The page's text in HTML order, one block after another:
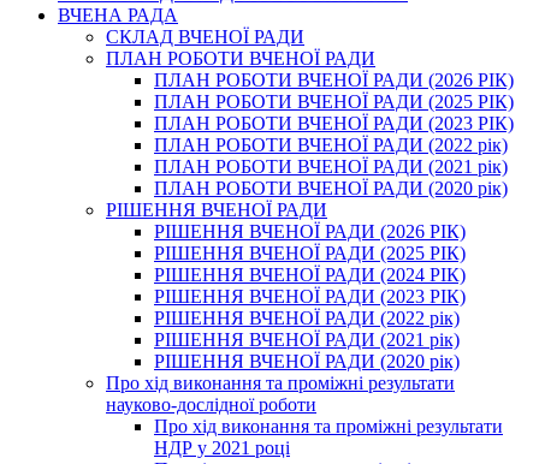
ВЧЕНА РАДА
СКЛАД ВЧЕНОЇ РАДИ
ПЛАН РОБОТИ ВЧЕНОЇ РАДИ
ПЛАН РОБОТИ ВЧЕНОЇ РАДИ (2026 РІК)
ПЛАН РОБОТИ ВЧЕНОЇ РАДИ (2025 РІК)
ПЛАН РОБОТИ ВЧЕНОЇ РАДИ (2023 РІК)
ПЛАН РОБОТИ ВЧЕНОЇ РАДИ (2022 рік)
ПЛАН РОБОТИ ВЧЕНОЇ РАДИ (2021 рік)
ПЛАН РОБОТИ ВЧЕНОЇ РАДИ (2020 рік)
РІШЕННЯ ВЧЕНОЇ РАДИ
РІШЕННЯ ВЧЕНОЇ РАДИ (2026 РІК)
РІШЕННЯ ВЧЕНОЇ РАДИ (2025 РІК)
РІШЕННЯ ВЧЕНОЇ РАДИ (2024 РІК)
РІШЕННЯ ВЧЕНОЇ РАДИ (2023 РІК)
РІШЕННЯ ВЧЕНОЇ РАДИ (2022 рік)
РІШЕННЯ ВЧЕНОЇ РАДИ (2021 рік)
РІШЕННЯ ВЧЕНОЇ РАДИ (2020 рік)
Про хід виконання та проміжні результати
науково-дослідної роботи
Про хід виконання та проміжні результати
НДР у 2021 році